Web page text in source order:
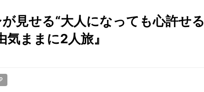
見せる“大人になっても心許せる
ままに2人旅』